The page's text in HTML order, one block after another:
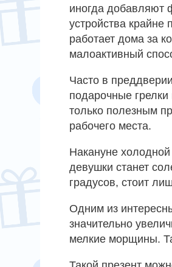
иногда добавляют
устройства крайне
работает дома за
малоактивный
Часто в
подарочные грелки
только полезным
рабочего места.
Накануне
девушки станет
градусов, стоит
Одним из
значительно
мелкие морщины.